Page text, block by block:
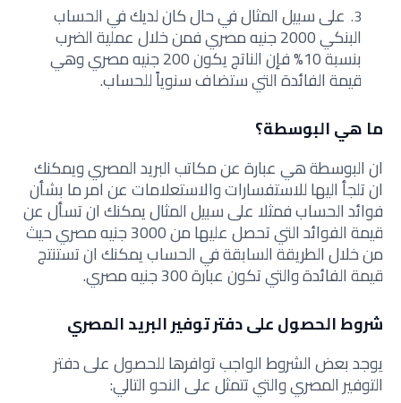
على سبيل المثال في حال كان لديك في الحساب
البنكي 2000 جنيه مصري فمن خلال عملية الضرب
بنسبة 10% فإن الناتج يكون 200 جنيه مصري وهي
قيمة الفائدة التي ستضاف سنوياً للحساب.
ما هي البوسطة؟
ان البوسطة هي عبارة عن مكاتب البريد المصري ويمكنك
ان تلجأ اليها للاستفسارات والاستعلامات عن امر ما بشأن
فوائد الحساب فمثلا على سبيل المثال يمكنك ان تسأل عن
قيمة الفوائد التي تحصل عليها من 3000 جنيه مصري حيث
من خلال الطريقة السابقة في الحساب يمكنك ان تستنتج
قيمة الفائدة والتي تكون عبارة 300 جنيه مصري.
شروط الحصول على دفتر توفير البريد المصري
يوجد بعض الشروط الواجب توافرها للحصول على دفتر
التوفير المصري والتي تتمثل على النحو التالي: